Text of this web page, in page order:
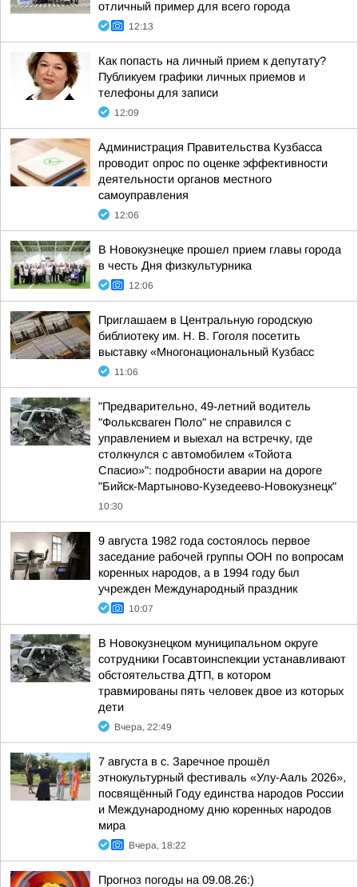
отличный пример для всего города
12:13
Как попасть на личный прием к депутату?
Публикуем графики личных приемов и
телефоны для записи
12:09
Администрация Правительства Кузбасса
проводит опрос по оценке эффективности
деятельности органов местного
самоуправления
12:06
В Новокузнецке прошел прием главы города
в честь Дня физкультурника
12:06
Приглашаем в Центральную городскую
библиотеку им. Н. В. Гоголя посетить
выставку «Многонациональный Кузбасс
11:06
"Предварительно, 49-летний водитель
"Фольксваген Поло" не справился с
управлением и выехал на встречку, где
столкнулся с автомобилем «Тойота
Спасио»": подробности аварии на дороге
"Бийск-Мартыново-Кузедеево-Новокузнецк"
10:30
9 августа 1982 года состоялось первое
заседание рабочей группы ООН по вопросам
коренных народов, а в 1994 году был
учрежден Международный праздник
10:07
В Новокузнецком муниципальном округе
сотрудники Госавтоинспекции устанавливают
обстоятельства ДТП, в котором
травмированы пять человек двое из которых
дети
Вчера, 22:49
7 августа в с. Заречное прошёл
этнокультурный фестиваль «Улу-Ааль 2026»,
посвящённый Году единства народов России
и Международному дню коренных народов
мира
Вчера, 18:22
Прогноз погоды на 09.08.26:)